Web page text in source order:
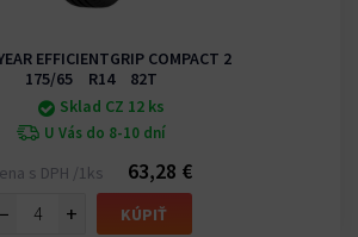
EFFICIENTGRIP COMPACT 2
175/65 R14 82T
Sklad CZ 12 ks
U Vás do 8-10 dní
s DPH /1ks
63,28 €
−
+ KÚPIŤ